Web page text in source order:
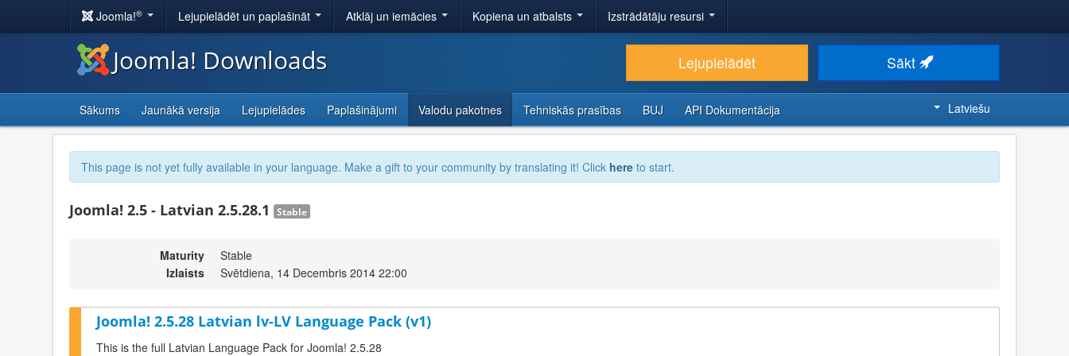
Joomla!® Lejupielādēt un paplašināt Atklāj un iemācies Kopiena un atbalsts Izstrādātāju resursi
Joomla! Downloads Lejupielādēt Sākt
Sākums Jaunākā versija Lejupielādes Paplašinājumi Valodu pakotnes Tehniskās prasības BUJ API Dokumentācija Latviešu
This page is not yet fully available in your language. Make a gift to your community by translating it! Click here to start.
Joomla! 2.5 - Latvian 2.5.28.1 Stable
Maturity
Stable
Izlaists
Svētdiena, 14 Decembris 2014 22:00
Joomla! 2.5.28 Latvian lv-LV Language Pack (v1)
This is the full Latvian Language Pack for Joomla! 2.5.28